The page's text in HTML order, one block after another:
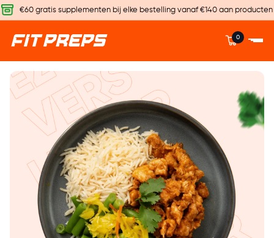
€60 gratis supplementen bij elke bestelling vanaf €140 aan producten
0